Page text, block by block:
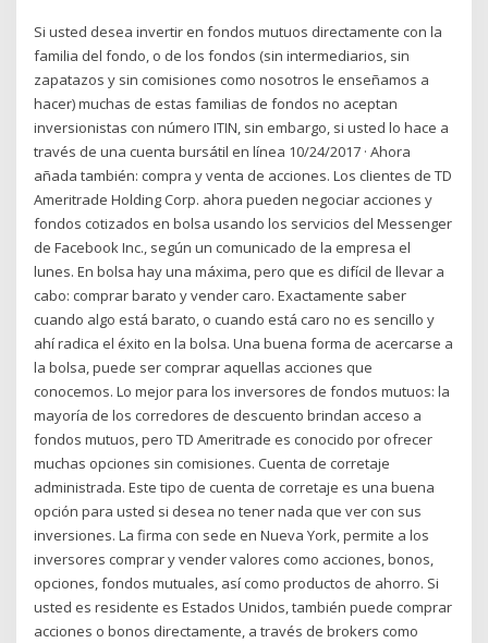
Si usted desea invertir en fondos mutuos directamente con la
familia del fondo, o de los fondos (sin intermediarios, sin
zapatazos y sin comisiones como nosotros le enseñamos a
hacer) muchas de estas familias de fondos no aceptan
inversionistas con número ITIN, sin embargo, si usted lo hace a
través de una cuenta bursátil en línea 10/24/2017 · Ahora
añada también: compra y venta de acciones. Los clientes de TD
Ameritrade Holding Corp. ahora pueden negociar acciones y
fondos cotizados en bolsa usando los servicios del Messenger
de Facebook Inc., según un comunicado de la empresa el
lunes. En bolsa hay una máxima, pero que es difícil de llevar a
cabo: comprar barato y vender caro. Exactamente saber
cuando algo está barato, o cuando está caro no es sencillo y
ahí radica el éxito en la bolsa. Una buena forma de acercarse a
la bolsa, puede ser comprar aquellas acciones que
conocemos. Lo mejor para los inversores de fondos mutuos: la
mayoría de los corredores de descuento brindan acceso a
fondos mutuos, pero TD Ameritrade es conocido por ofrecer
muchas opciones sin comisiones. Cuenta de corretaje
administrada. Este tipo de cuenta de corretaje es una buena
opción para usted si desea no tener nada que ver con sus
inversiones. La firma con sede en Nueva York, permite a los
inversores comprar y vender valores como acciones, bonos,
opciones, fondos mutuales, así como productos de ahorro. Si
usted es residente es Estados Unidos, también puede comprar
acciones o bonos directamente, a través de brokers como